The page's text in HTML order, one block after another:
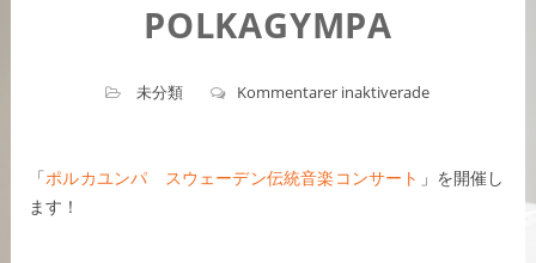
POLKAGYMPA
未分類 Kommentarer inaktiveradeför
「ポルカユンパ スウェーデン伝統音楽コンサート 」を開催し
ます！